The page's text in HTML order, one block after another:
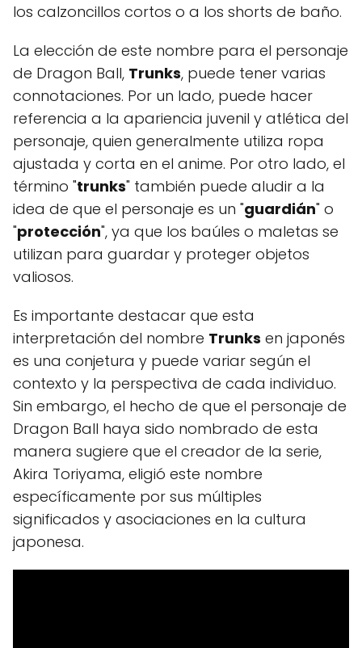
los calzoncillos cortos o a los shorts de baño.
La elección de este nombre para el personaje
de Dragon Ball, Trunks, puede tener varias
connotaciones. Por un lado, puede hacer
referencia a la apariencia juvenil y atlética del
personaje, quien generalmente utiliza ropa
ajustada y corta en el anime. Por otro lado, el
término "trunks" también puede aludir a la
idea de que el personaje es un "guardián" o
"protección", ya que los baúles o maletas se
utilizan para guardar y proteger objetos
valiosos.
Es importante destacar que esta
interpretación del nombre Trunks en japonés
es una conjetura y puede variar según el
contexto y la perspectiva de cada individuo.
Sin embargo, el hecho de que el personaje de
Dragon Ball haya sido nombrado de esta
manera sugiere que el creador de la serie,
Akira Toriyama, eligió este nombre
específicamente por sus múltiples
significados y asociaciones en la cultura
japonesa.